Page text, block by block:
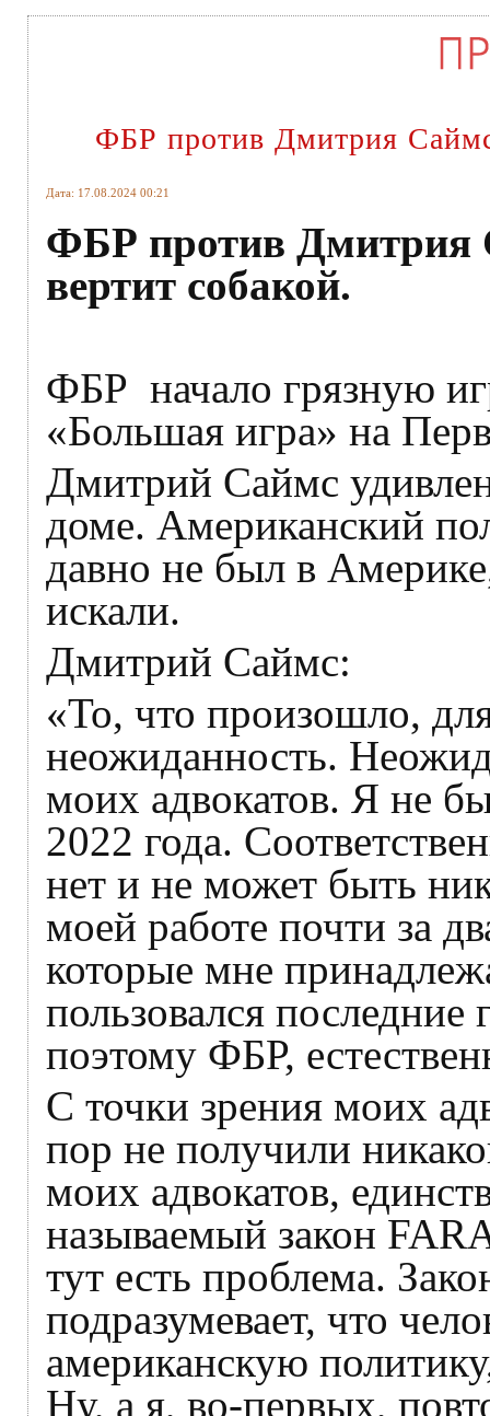
ФБР против Дмитрия
Дата: 17.08.2024 00:21
ФБР против Дмитрия
вертит собакой.
ФБР начало грязную
«Большая игра» на
Дмитрий Саймс
доме. Американский
давно не был в
искали.
Дмитрий Саймс:
«То, что произошло,
неожиданность.
моих адвокатов. Я не
2022 года.
нет и не может быть
моей работе почти за
которые мне
пользовался
поэтому ФБР,
С точки зрения моих
пор не получили
моих адвокатов,
называемый закон
тут есть проблема.
подразумевает, что
американскую
Ну, а я, во-первых,